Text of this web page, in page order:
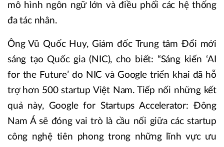
mô hình ngôn ngữ lớn và điều phối các hệ thống
đa tác nhân.
Ông Vũ Quốc Huy, Giám đốc Trung tâm Đổi mới
sáng tạo Quốc gia (NIC), cho biết: “Sáng kiến ‘AI
for the Future’ do NIC và Google triển khai đã hỗ
trợ hơn 500 startup Việt Nam. Tiếp nối những kết
quả này, Google for Startups Accelerator: Đông
Nam Á sẽ đóng vai trò là cầu nối giữa các startup
công nghệ tiên phong trong những lĩnh vực ưu